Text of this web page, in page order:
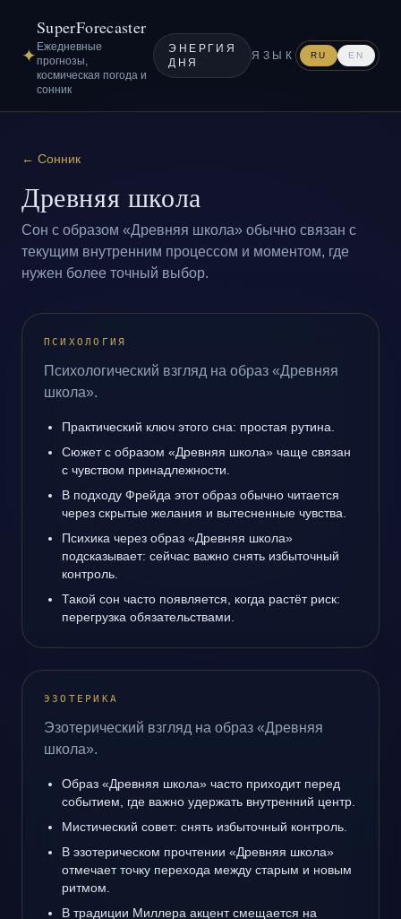
✦
SuperForecaster
Ежедневные
прогнозы,
космическая погода и
сонник
ЭНЕРГИЯ
ДНЯ
ЯЗЫК RU EN
← Сонник
Древняя школа
Сон с образом «Древняя школа» обычно связан с
текущим внутренним процессом и моментом, где
нужен более точный выбор.
ПСИХОЛОГИЯ
Психологический взгляд на образ «Древняя
школа».
Практический ключ этого сна: простая рутина.
Сюжет с образом «Древняя школа» чаще связан
с чувством принадлежности.
В подходу Фрейда этот образ обычно читается
через скрытые желания и вытесненные чувства.
Психика через образ «Древняя школа»
подсказывает: сейчас важно снять избыточный
контроль.
Такой сон часто появляется, когда растёт риск:
перегрузка обязательствами.
ЭЗОТЕРИКА
Эзотерический взгляд на образ «Древняя
школа».
Образ «Древняя школа» часто приходит перед
событием, где важно удержать внутренний центр.
Мистический совет: снять избыточный контроль.
В эзотерическом прочтении «Древняя школа»
отмечает точку перехода между старым и новым
ритмом.
В традиции Миллера акцент смещается на